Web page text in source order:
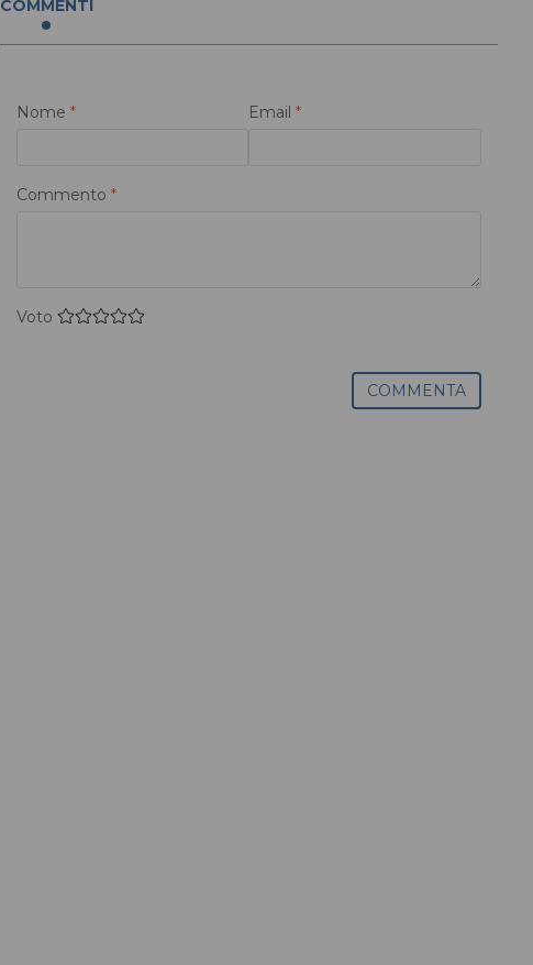
COMMENTI
Nome * Email*
Commento *
Voto
COMMENTA